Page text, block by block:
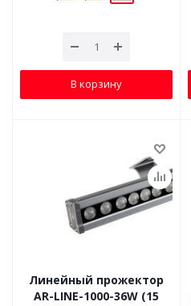
В корзину
Линейный прожектор
AR-LINE-1000-36W (15